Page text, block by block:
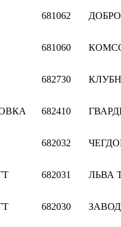
681062
681060
682730
682410
682032
682031 ЛЬВА
682030